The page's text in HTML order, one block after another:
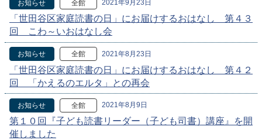
お知らせ 全館 2021年9月23日
「世田谷区家庭読書の日」にお届けするおはなし 第４３
回 こわ～いおはなし会
お知らせ 全館 2021年8月23日
「世田谷区家庭読書の日」にお届けするおはなし 第４２
回 「かえるのエルタ」との再会
お知らせ 全館 2021年8月9日
第１０回『子ども読書リーダー（子ども司書）講座』を開
催しました